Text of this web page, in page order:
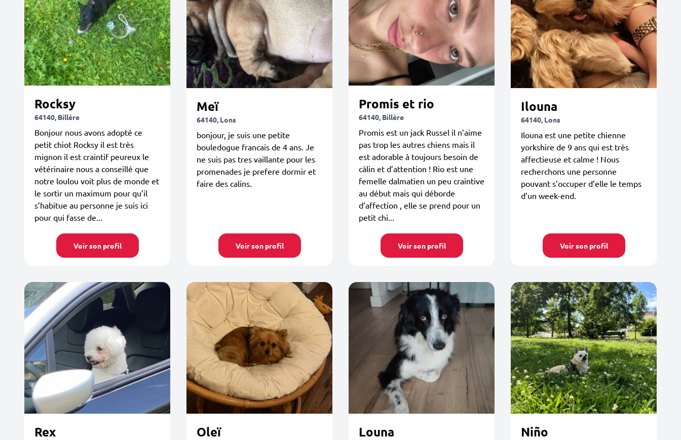
Rocksy
64140, Billère
Bonjour nous avons adopté ce
petit chiot Rocksy il est très
mignon il est craintif peureux le
vétérinaire nous a conseillé que
notre loulou voit plus de monde et
le sortir un maximum pour qu’il
s’habitue au personne je suis ici
pour qui fasse de...
Voir son profil
Meï
64140, Lons
bonjour, je suis une petite
bouledogue francais de 4 ans. Je
ne suis pas tres vaillante pour les
promenades je prefere dormir et
faire des calins.
Voir son profil
Promis et rio
64140, Billère
Promis est un jack Russel il n’aime
pas trop les autres chiens mais il
est adorable à toujours besoin de
câlin et d’attention ! Rio est une
femelle dalmatien un peu craintive
au début mais qui déborde
d’affection , elle se prend pour un
petit chi...
Voir son profil
Ilouna
64140, Lons
Ilouna est une petite chienne
yorkshire de 9 ans qui est très
affectieuse et calme ! Nous
recherchons une personne
pouvant s’occuper d’elle le temps
d’un week-end.
Voir son profil
Rex Oleï Louna Niño